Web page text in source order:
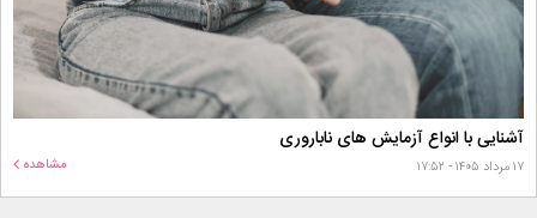
آشنایی با انواع آزمایش های ناباروری
۱۷ مرداد ۱۴۰۵ - ۱۷:۵۲ مشاهده